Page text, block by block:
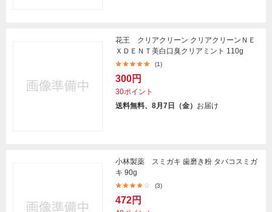
花王 クリアクリーン クリアクリーンＮＥ
ＸＤＥＮＴ美白口臭クリアミント 110g
(1)
300円
30ポイント
送料無料、8月7日（金） お届け
小林製薬 スミガキ 歯磨き粉 タバコスミガ
キ 90g
(3)
472円